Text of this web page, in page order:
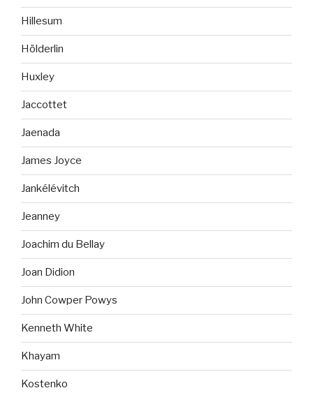
Hillesum
Hölderlin
Huxley
Jaccottet
Jaenada
James Joyce
Jankélévitch
Jeanney
Joachim du Bellay
Joan Didion
John Cowper Powys
Kenneth White
Khayam
Kostenko